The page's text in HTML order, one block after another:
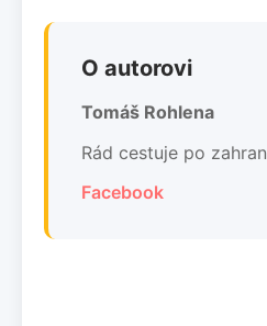
O autorovi
Tomáš Rohlena
Rád cestuje po
Facebook